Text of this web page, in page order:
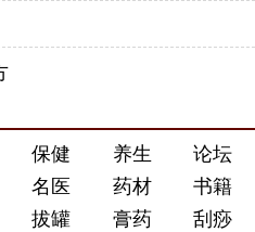
保健 养生
论坛
名医 药材
书籍
拔罐 膏药
刮痧